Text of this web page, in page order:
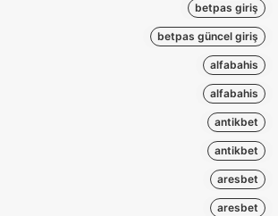
betpas giriş
betpas güncel giriş
alfabahis
alfabahis
antikbet
antikbet
aresbet
aresbet